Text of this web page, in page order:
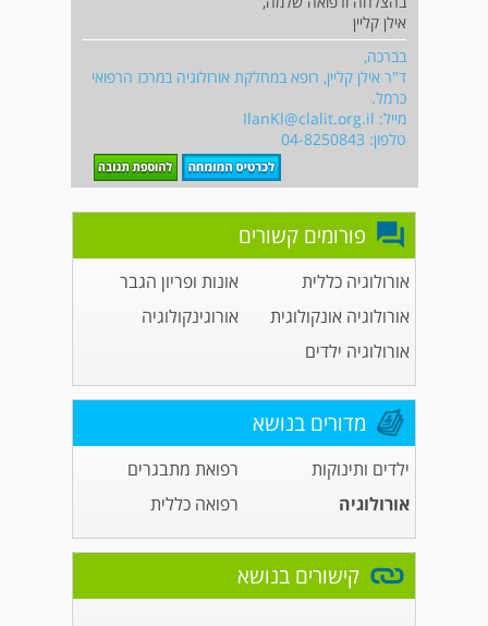
אילן קליין
בברכה,
ד"ר אילן קליין, רופא במחלקת אורולוגיה במרכז הרפואי
כרמל.
מייל: IlanKl@clalit.org.il
טלפון: 04-8250843
פורומים קשורים
אורולוגיה כללית
אונות ופריון הגבר
אורולוגיה אונקולוגית
אורוגינקולוגיה
אורולוגיה ילדים
מדורים בנושא
ילדים ותינוקות
רפואת מתבגרים
אורולוגיה
רפואה כללית
קישורים בנושא